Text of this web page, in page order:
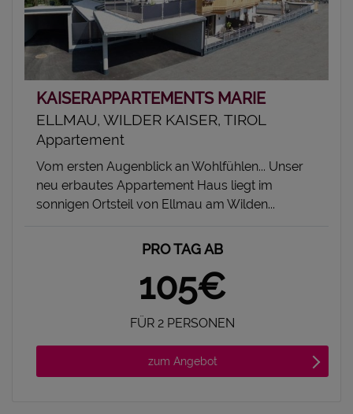
KAISERAPPARTEMENTS MARIE
ELLMAU, WILDER KAISER, TIROL
Appartement
Vom ersten Augenblick an Wohlfühlen... Unser
neu erbautes Appartement Haus liegt im
sonnigen Ortsteil von Ellmau am Wilden...
PRO TAG AB
105€
FÜR 2 PERSONEN
zum Angebot